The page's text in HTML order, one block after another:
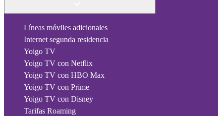
Líneas móviles adicionales
Internet segunda residencia
Yoigo TV
Yoigo TV con Netflix
Yoigo TV con HBO Max
Yoigo TV con Prime
Yoigo TV con Disney
Tarifas Roaming